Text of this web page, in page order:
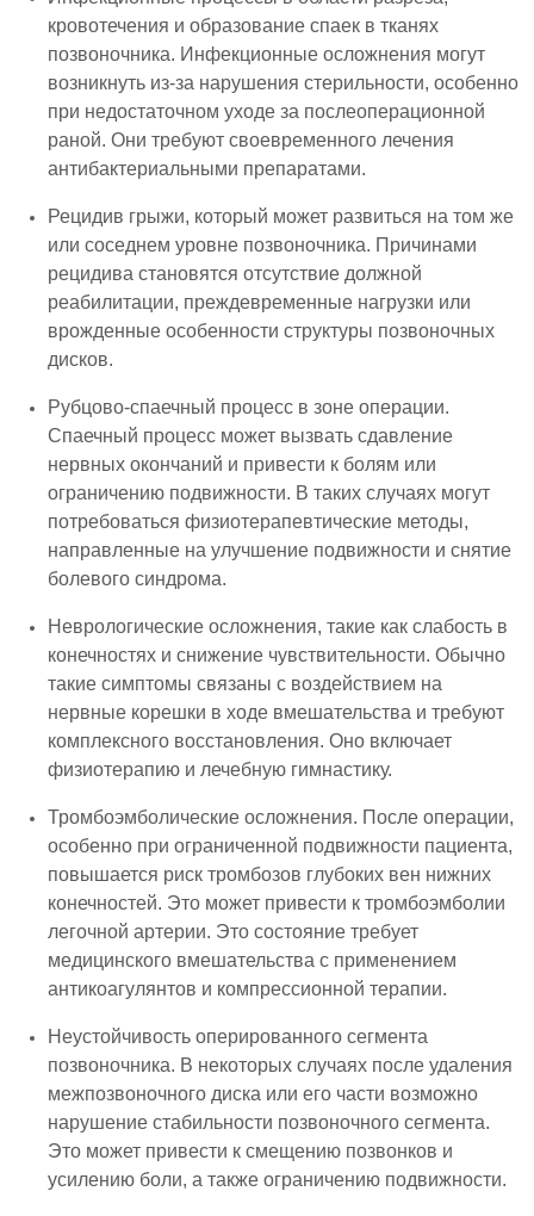
кровотечения и образование спаек в тканях
позвоночника. Инфекционные осложнения могут
возникнуть из-за нарушения стерильности, особенно
при недостаточном уходе за послеоперационной
раной. Они требуют своевременного лечения
антибактериальными препаратами.
Рецидив грыжи, который может развиться на том же
или соседнем уровне позвоночника. Причинами
рецидива становятся отсутствие должной
реабилитации, преждевременные нагрузки или
врожденные особенности структуры позвоночных
дисков.
Рубцово-спаечный процесс в зоне операции.
Спаечный процесс может вызвать сдавление
нервных окончаний и привести к болям или
ограничению подвижности. В таких случаях могут
потребоваться физиотерапевтические методы,
направленные на улучшение подвижности и снятие
болевого синдрома.
Неврологические осложнения, такие как слабость в
конечностях и снижение чувствительности. Обычно
такие симптомы связаны с воздействием на
нервные корешки в ходе вмешательства и требуют
комплексного восстановления. Оно включает
физиотерапию и лечебную гимнастику.
Тромбоэмболические осложнения. После операции,
особенно при ограниченной подвижности пациента,
повышается риск тромбозов глубоких вен нижних
конечностей. Это может привести к тромбоэмболии
легочной артерии. Это состояние требует
медицинского вмешательства с применением
антикоагулянтов и компрессионной терапии.
Неустойчивость оперированного сегмента
позвоночника. В некоторых случаях после удаления
межпозвоночного диска или его части возможно
нарушение стабильности позвоночного сегмента.
Это может привести к смещению позвонков и
усилению боли, а также ограничению подвижности.